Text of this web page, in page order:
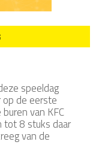
speeldag
op de eerste
van KFC
tot 8 stuks daar
van de